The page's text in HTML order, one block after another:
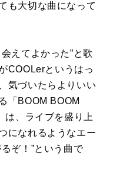
も大切な曲になって
えてよかった”と歌
COOLerというはっ
気づいたらよりいい
「 BOOM BOOM
は、ライブを盛り上
になれるようなエー
ぞ！”という曲で